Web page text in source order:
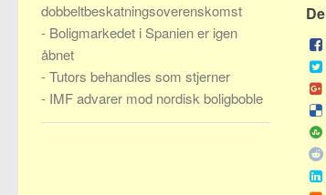
dobbeltbeskatningsoverenskomst
- Boligmarkedet i Spanien er igen
åbnet
-Tutors behandles som stjerner
- IMF advarer mod nordisk boligboble